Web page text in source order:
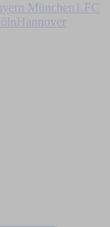
München
1.FC
Hannover